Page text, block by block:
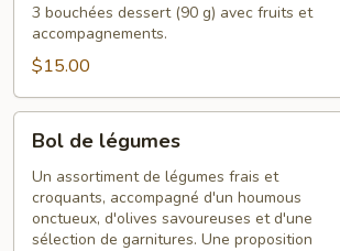
3 bouchées dessert (90 g) avec fruits et
accompagnements.
$15.00
légumes
Bol de légumes
Un assortiment de légumes frais et
croquants, accompagné d'un houmous
onctueux, d'olives savoureuses et d'une
sélection de garnitures. Une proposition